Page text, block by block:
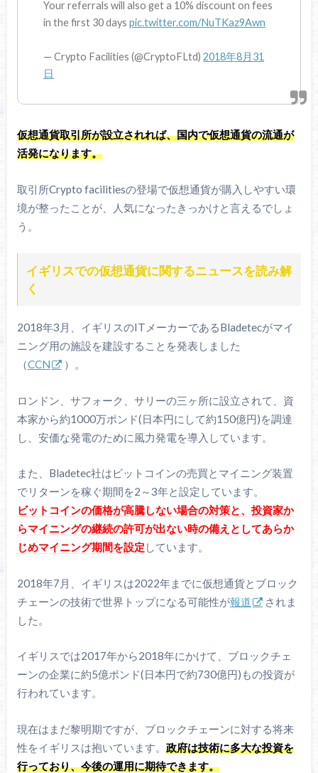
Your referrals will also get a 10% discount on fees
in the first 30 dayspic.twitter.com/NuTKaz9Awn
— Crypto Facilities (@CryptoFLtd)2018年8月31
日
仮想通貨取引所が設立されれば、国内で仮想通貨の流通が
活発になります。
取引所Crypto facilitiesの登場で仮想通貨が購入しやすい環
境が整ったことが、人気になったきっかけと言えるでしょ
う。
イギリスでの仮想通貨に関するニュースを読み解
く
2018年3月、イギリスのITメーカーであるBladetecがマイ
ニング用の施設を建設することを発表しました
（CCN ）。
ロンドン、サフォーク、サリーの三ヶ所に設立されて、資
本家から約1000万ポンド(日本円にして約150億円)を調達
し、安価な発電のために風力発電を導入しています。
また、Bladetec社はビットコインの売買とマイニング装置
でリターンを稼ぐ期間を2～3年と設定しています。
ビットコインの価格が高騰しない場合の対策と、投資家か
らマイニングの継続の許可が出ない時の備えとしてあらか
じめマイニング期間を設定 しています。
2018年7月、イギリスは2022年までに仮想通貨とブロック
チェーンの技術で世界トップになる可能性が報道
されま
した。
イギリスでは2017年から2018年にかけて、ブロックチェ
ーンの企業に約5億ポンド(日本円で約730億円)もの投資が
行われています。
現在はまだ黎明期ですが、ブロックチェーンに対する将来
性をイギリスは抱いています。 政府は技術に多大な投資を
行っており、今後の運用に期待できます。